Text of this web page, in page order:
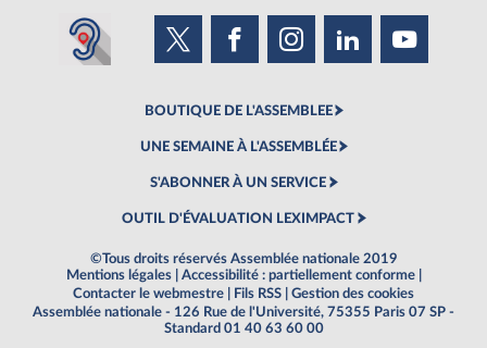
BOUTIQUE DE L'ASSEMBLEE
UNE SEMAINE À L'ASSEMBLÉE
S'ABONNER À UN SERVICE
OUTIL D'ÉVALUATION LEXIMPACT
©Tous droits réservés Assemblée nationale 2019
Mentions légales
Accessibilité : partiellement conforme
Contacter le webmestre
Fils RSS
Gestion des cookies
Assemblée nationale - 126 Rue de l'Université, 75355 Paris 07 SP -
Standard 01 40 63 60 00